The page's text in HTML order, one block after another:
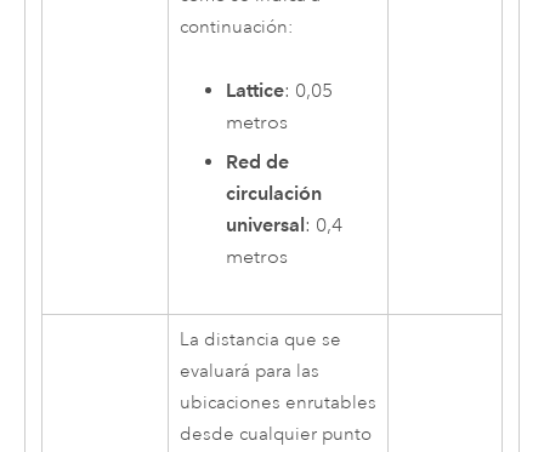
continuación:
Lattice: 0,05
metros
Red de
circulación
universal: 0,4
metros
La distancia que se
evaluará para las
ubicaciones enrutables
desde cualquier punto